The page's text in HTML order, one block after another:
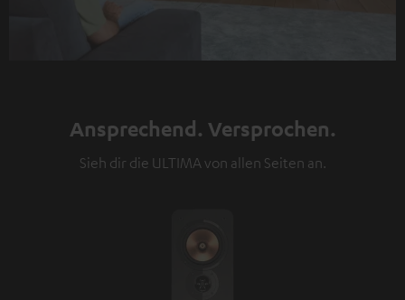
Ansprechend. Versprochen.
Sieh dir die ULTIMA von allen Seiten an.